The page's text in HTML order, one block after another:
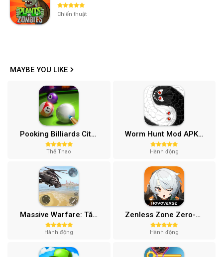
Chiến thuật
MAYBE YOU LIKE
Pooking Billiards City MOD APK (Menu, Full Tiền, Đường Kẻ) v3.0.84
Thể Thao
Worm Hunt Mod APK (Vô hạn tiền) v3.9.5
Hành động
Massive Warfare: Tăng chiến Mod APK v1.81.432
Hành động
Zenless Zone Zero-Gamota Mod APK 1.0.0
Hành động